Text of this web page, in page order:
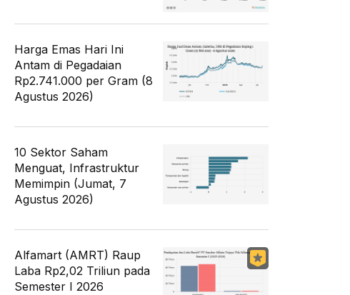
Harga Emas Hari Ini
Antam di Pegadaian
Rp2.741.000 per Gram (8
Agustus 2026)
10 Sektor Saham
Menguat, Infrastruktur
Memimpin (Jumat, 7
Agustus 2026)
Alfamart (AMRT) Raup
Laba Rp2,02 Triliun pada
Semester I 2026